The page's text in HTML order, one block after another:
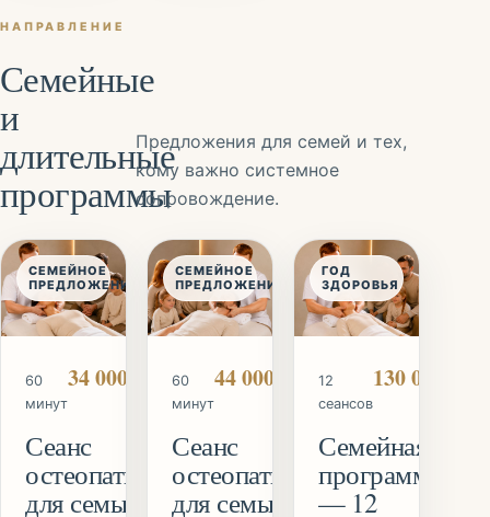
НАПРАВЛЕНИЕ
Семейные
и
длительные
программы
Предложения для семей и тех,
кому важно системное
сопровождение.
СЕМЕЙНОЕ
ПРЕДЛОЖЕНИЕ
60
минут
34 000 ₽
Сеанс
остеопатии
для семьи
СЕМЕЙНОЕ
ПРЕДЛОЖЕНИЕ
60
минут
44 000 ₽
Сеанс
остеопатии
для семьи
ГОД
ЗДОРОВЬЯ
12
сеансов
130 000 ₽
Семейная
программа
— 12